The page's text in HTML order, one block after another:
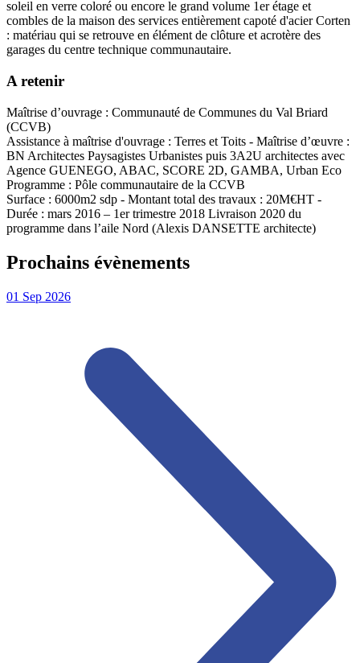
soleil en verre coloré ou encore le grand volume 1er étage et
combles de la maison des services entièrement capoté d'acier Corten
: matériau qui se retrouve en élément de clôture et acrotère des
garages du centre technique communautaire.
A retenir
Maîtrise d’ouvrage : Communauté de Communes du Val Briard
(CCVB)
Assistance à maîtrise d'ouvrage : Terres et Toits - Maîtrise d’œuvre :
BN Architectes Paysagistes Urbanistes puis 3A2U architectes avec
Agence GUENEGO, ABAC, SCORE 2D, GAMBA, Urban Eco
Programme : Pôle communautaire de la CCVB
Surface : 6000m2 sdp - Montant total des travaux : 20M€HT -
Durée : mars 2016 – 1er trimestre 2018 Livraison 2020 du
programme dans l’aile Nord (Alexis DANSETTE architecte)
Prochains évènements
01 Sep 2026